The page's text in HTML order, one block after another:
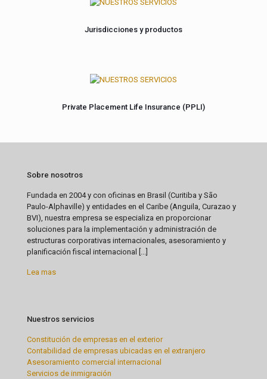
Jurisdicciones y productos
Private Placement Life Insurance (PPLI)
Sobre nosotros
Fundada en 2004 y con oficinas en Brasil (Curitiba y São
Paulo-Alphaville) y entidades en el Caribe (Anguila, Curazao y
BVI), nuestra empresa se especializa en proporcionar
soluciones para la implementación y administración de
estructuras corporativas internacionales, asesoramiento y
planificación fiscal internacional [...]
Lea mas
Nuestros servicios
Constitución de empresas en el exterior
Contabilidad de empresas ubicadas en el extranjero
Asesoramiento comercial internacional
Servicios de inmigración